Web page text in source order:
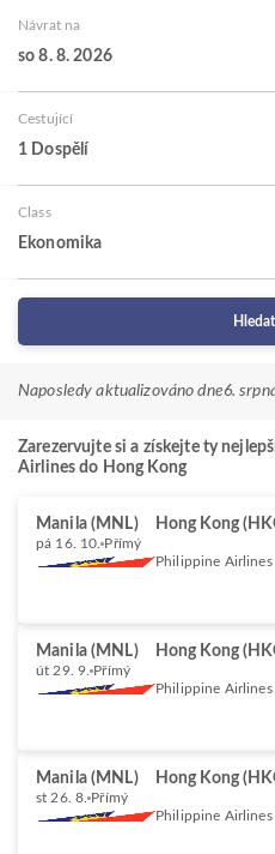
Návrat na
so 8. 8. 2026
Cestující
1 Dospělí
Class
Ekonomika
Naposledy aktualizováno dne6.
Zarezervujte si a získejte ty
Airlines do Hong Kong
Manila (MNL) Hong Kong
pá 16. 10. Přímý
Philippine Airlines
Manila (MNL) Hong Kong
út 29. 9. Přímý
Philippine Airlines
Manila (MNL) Hong Kong
st 26. 8. Přímý
Philippine Airlines